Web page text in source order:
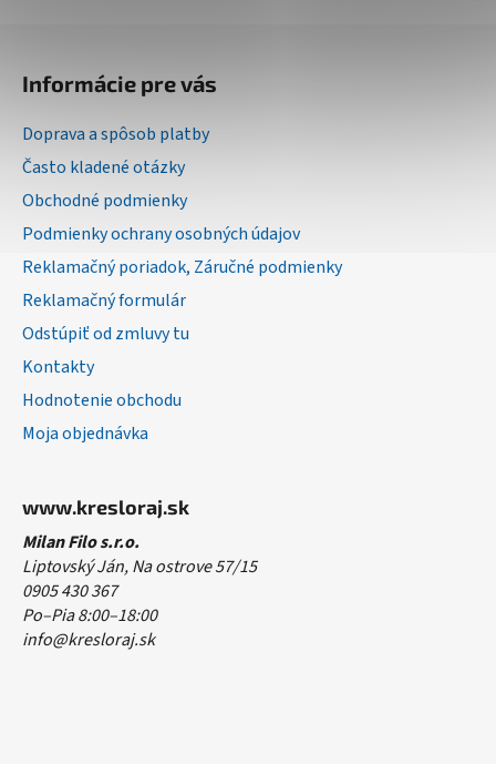
Informácie pre vás
Doprava a spôsob platby
Často kladené otázky
Obchodné podmienky
Podmienky ochrany osobných údajov
Reklamačný poriadok, Záručné podmienky
Reklamačný formulár
Odstúpiť od zmluvy tu
Kontakty
Hodnotenie obchodu
Moja objednávka
www.kresloraj.sk
Milan Filo s.r.o.
Liptovský Ján, Na ostrove 57/15
0905 430 367
Po–Pia 8:00–18:00
info@kresloraj.sk